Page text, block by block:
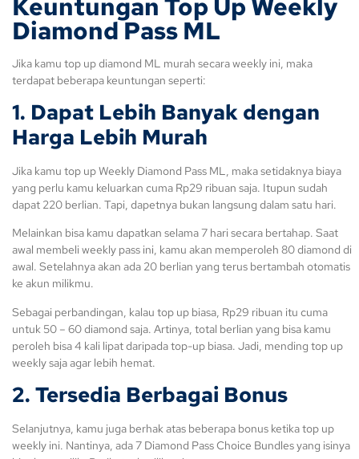
Diamond Pass ML
Jika kamu top up diamond ML murah secara weekly ini, maka
terdapat beberapa keuntungan seperti:
1. Dapat Lebih Banyak dengan
Harga Lebih Murah
Jika kamu top up Weekly Diamond Pass ML, maka setidaknya biaya
yang perlu kamu keluarkan cuma Rp29 ribuan saja. Itupun sudah
dapat 220 berlian. Tapi, dapetnya bukan langsung dalam satu hari.
Melainkan bisa kamu dapatkan selama 7 hari secara bertahap. Saat
awal membeli weekly pass ini, kamu akan memperoleh 80 diamond di
awal. Setelahnya akan ada 20 berlian yang terus bertambah otomatis
ke akun milikmu.
Sebagai perbandingan, kalau top up biasa, Rp29 ribuan itu cuma
untuk 50 – 60 diamond saja. Artinya, total berlian yang bisa kamu
peroleh bisa 4 kali lipat daripada top-up biasa. Jadi, mending top up
weekly saja agar lebih hemat.
2. Tersedia Berbagai Bonus
Selanjutnya, kamu juga berhak atas beberapa bonus ketika top up
weekly ini. Nantinya, ada 7 Diamond Pass Choice Bundles yang isinya